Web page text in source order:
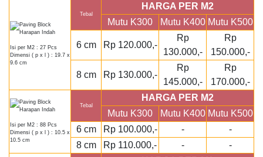
Isi per M2 : 27 Pcs
Dimensi ( p x l ) : 19.7 x
9.6 cm
Tebal
HARGA PER M2
Mutu K300
Mutu K400 Mutu K500
6 cm Rp 120.000,-
Rp
130.000,-
Rp
150.000,-
8 cm Rp 130.000,-
Rp
145.000,-
Rp
170.000,-
Isi per M2 : 88 Pcs
Dimensi ( p x l ) : 10.5 x
10.5 cm
Tebal
HARGA PER M2
Mutu K300
Mutu K400 Mutu K500
6 cm
Rp 100.000,- -
-
8 cm
Rp 110.000,- - -